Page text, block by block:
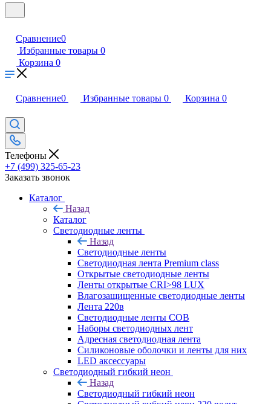
Сравнение0
Избранные товары 0
Корзина 0
Сравнение0 Избранные товары 0 Корзина 0
Телефоны
+7 (499) 325-65-23
Заказать звонок
Каталог
Назад
Каталог
Светодиодные ленты
Назад
Светодиодные ленты
Светодиодная лента Premium class
Открытые светодиодные ленты
Ленты открытые CRI>98 LUX
Влагозащищенные светодиодные ленты
Лента 220в
Светодиодные ленты COB
Наборы светодиодных лент
Адресная светодиодная лента
Силиконовые оболочки и ленты для них
LED аксессуары
Светодиодный гибкий неон
Назад
Светодиодный гибкий неон